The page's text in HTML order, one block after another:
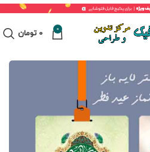
0
0 تومان